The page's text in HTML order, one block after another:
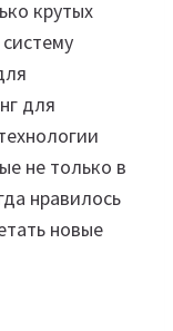
крутых
для
не только в
нравилось
новые